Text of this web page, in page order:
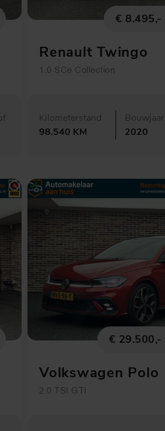
€ 8.495,-
Renault Twingo
1.0 SCe Collection
Kilometerstand
98.540 KM
Bouwjaar
2020
€ 29.500,-
Volkswagen Polo
2.0 TSI GTI